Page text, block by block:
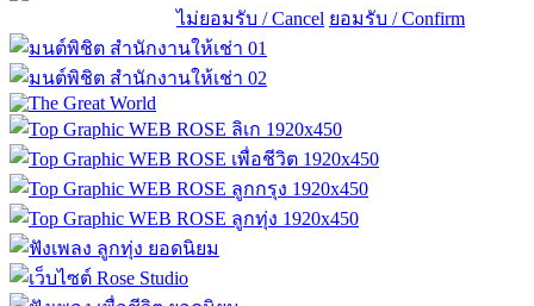
ไม่ยอมรับ / Cancel ยอมรับ / Confirm